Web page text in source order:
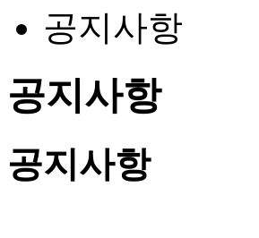
공지사항
공지사항
공지사항